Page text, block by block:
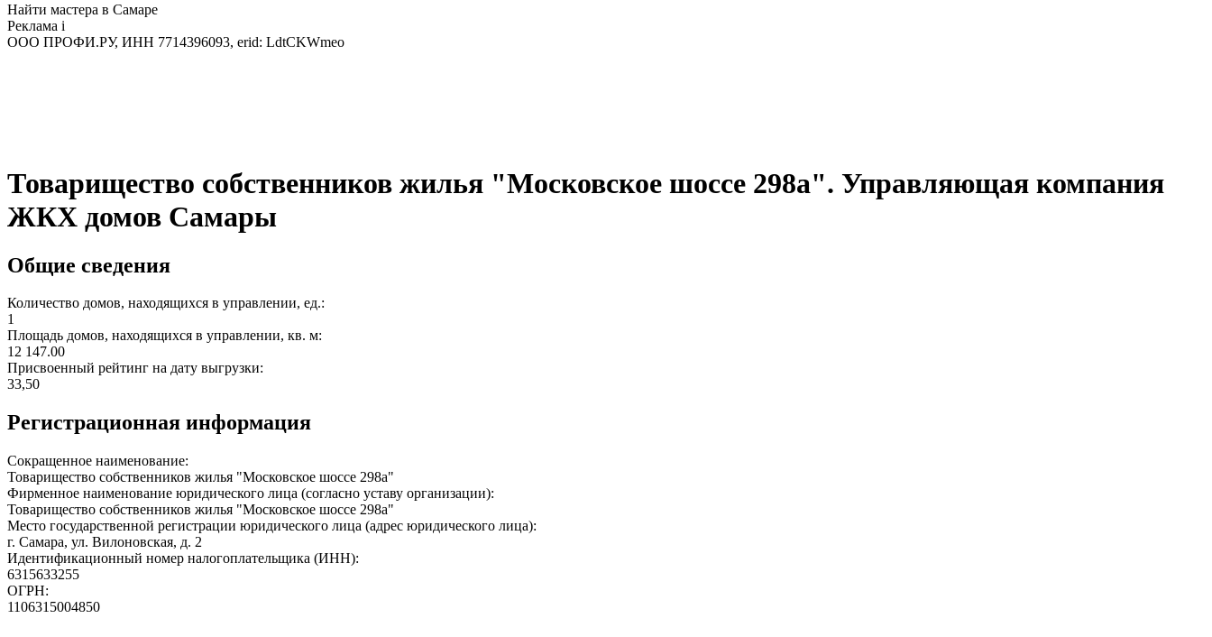
Найти мастера в Самаре
Реклама i
ООО ПРОФИ.РУ, ИНН 7714396093, erid: LdtCKWmeo
Товарищество собственников жилья "Московское шоссе 298а". Управляющая компания
ЖКХ домов Самары
Общие сведения
Количество домов, находящихся в управлении, ед.:
1
Площадь домов, находящихся в управлении, кв. м:
12 147.00
Присвоенный рейтинг на дату выгрузки:
33,50
Регистрационная информация
Сокращенное наименование:
Товарищество собственников жилья "Московское шоссе 298а"
Фирменное наименование юридического лица (согласно уставу организации):
Товарищество собственников жилья "Московское шоссе 298а"
Место государственной регистрации юридического лица (адрес юридического лица):
г. Самара, ул. Вилоновская, д. 2
Идентификационный номер налогоплательщика (ИНН):
6315633255
ОГРН:
1106315004850